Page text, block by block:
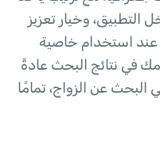
التطبيق، وخيار تعزيز
استخدام خاصية
في نتائج البحث عادةً
عن الزواج، تمامًا